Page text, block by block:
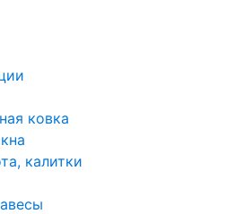
ковка
калитки